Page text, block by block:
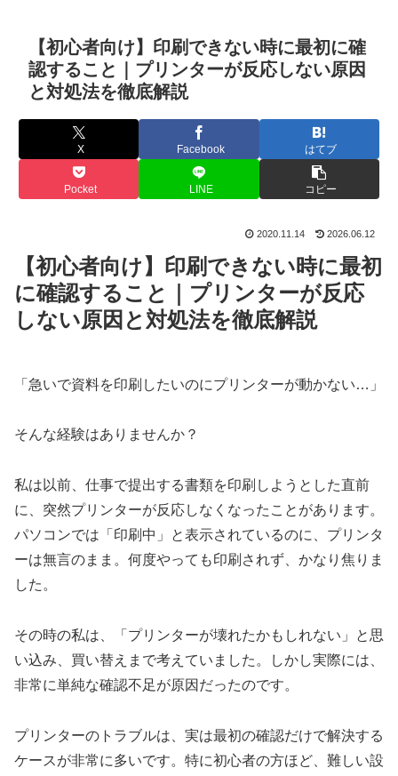
【初心者向け】印刷できない時に最初に確
認すること｜プリンターが反応しない原因
と対処法を徹底解説
X Facebook はてブ
Pocket LINE コピー
2020.11.14 2026.06.12
【初心者向け】印刷できない時に最初
に確認すること｜プリンターが反応
しない原因と対処法を徹底解説
「急いで資料を印刷したいのにプリンターが動かない…」
そんな経験はありませんか？
私は以前、仕事で提出する書類を印刷しようとした直前
に、突然プリンターが反応しなくなったことがあります。
パソコンでは「印刷中」と表示されているのに、プリンタ
ーは無言のまま。何度やっても印刷されず、かなり焦りま
した。
その時の私は、「プリンターが壊れたかもしれない」と思
い込み、買い替えまで考えていました。しかし実際には、
非常に単純な確認不足が原因だったのです。
プリンターのトラブルは、実は最初の確認だけで解決する
ケースが非常に多いです。特に初心者の方ほど、難しい設